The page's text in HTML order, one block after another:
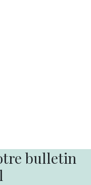
bulletin